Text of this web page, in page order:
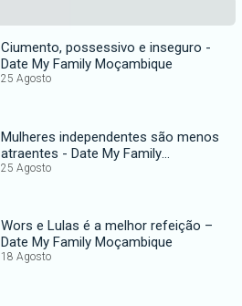
Ciumento, possessivo e inseguro -
Date My Family Moçambique
25 Agosto
Mulheres independentes são menos
atraentes - Date My Family
Moçambique
25 Agosto
Wors e Lulas é a melhor refeição –
Date My Family Moçambique
18 Agosto